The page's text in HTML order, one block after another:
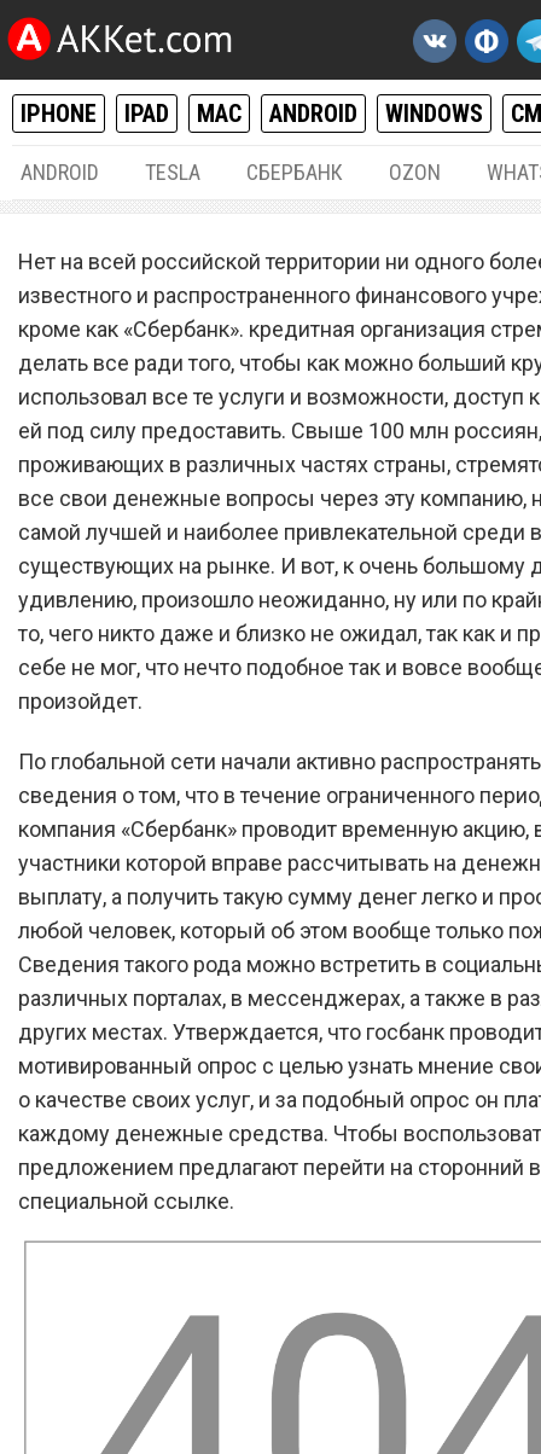
IPHONE IPAD MAC ANDROID WINDOWS
ANDROID TESLA СБЕРБАНК OZON
По 5 000 рублей каждому:
«Сбербанк» сделал всем
выплату
Нет на всей российской территории ни одного
известного и распространенного финансового
кроме как «Сбербанк». кредитная организация
делать все ради того, чтобы как можно больший
использовал все те услуги и возможности, доступ
ей под силу предоставить. Свыше 100 млн россиян,
проживающих в различных частях страны,
все свои денежные вопросы через эту компанию,
самой лучшей и наиболее привлекательной среди
существующих на рынке. И вот, к очень большому
удивлению, произошло неожиданно, ну или по
то, чего никто даже и близко не ожидал, так как и
себе не мог, что нечто подобное так и вовсе
произойдет.
По глобальной сети начали активно
сведения о том, что в течение ограниченного
компания «Сбербанк» проводит временную акцию,
участники которой вправе рассчитывать на
выплату, а получить такую сумму денег легко и
любой человек, который об этом вообще только
Сведения такого рода можно встретить в
различных порталах, в мессенджерах, а также в
других местах. Утверждается, что госбанк
мотивированный опрос с целью узнать мнение
о качестве своих услуг, и за подобный опрос он
каждому денежные средства. Чтобы
предложением предлагают перейти на сторонний
специальной ссылке.